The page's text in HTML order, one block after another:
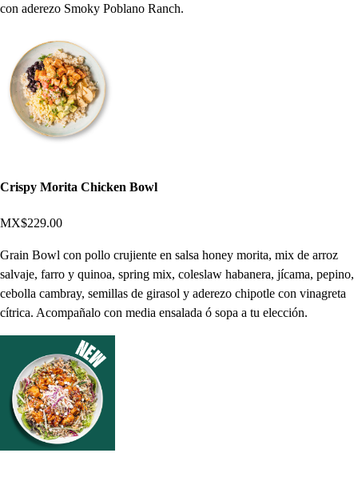
con aderezo Smoky Poblano Ranch.
Crispy Morita Chicken Bowl
MX$229.00
Grain Bowl con pollo crujiente en salsa honey morita, mix de arroz
salvaje, farro y quinoa, spring mix, coleslaw habanera, jícama, pepino,
cebolla cambray, semillas de girasol y aderezo chipotle con vinagreta
cítrica. Acompañalo con media ensalada ó sopa a tu elección.